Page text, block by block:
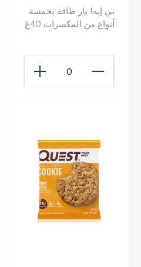
بي إيه! بار طاقة بخمسة
أنواع من المكسرات 40غ
0